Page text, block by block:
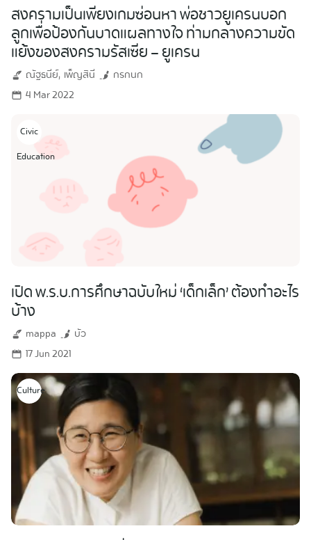
สงครามเป็นเพียงเกมซ่อนหา พ่อชาวยูเครนบอก
ลูกเพื่อป้องกันบาดแผลทางใจ ท่ามกลางความขัด
แย้งของสงครามรัสเซีย – ยูเครน
ณัฐธนีย์ เพ็ญสินี
กรกนก
4 Mar 2022
Civic
Education
เปิด พ.ร.บ.การศึกษาฉบับใหม่ ‘เด็กเล็ก’ ต้องทำอะไร
บ้าง
mappa
บัว
17 Jun 2021
Culture